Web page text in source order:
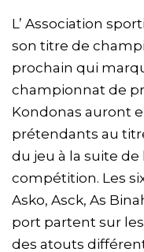
L’ Association
son titre de
prochain qui
championnat de
Kondonas auront
prétendants au
du jeu à la suite
compétition. Les
Asko, Asck, As
port partent sur
des atouts